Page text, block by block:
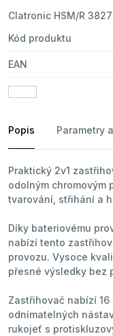
Clatronic HSM/R
Kód produktu
EAN
Popis Parametry
Praktický 2v1
odolným chromovým
tvarování, střihání a
Díky bateriovému
nabízí tento
provozu. Vysoce
přesné výsledky bez
Zastřihovač nabízí 16
odnímatelných
rukojeť s